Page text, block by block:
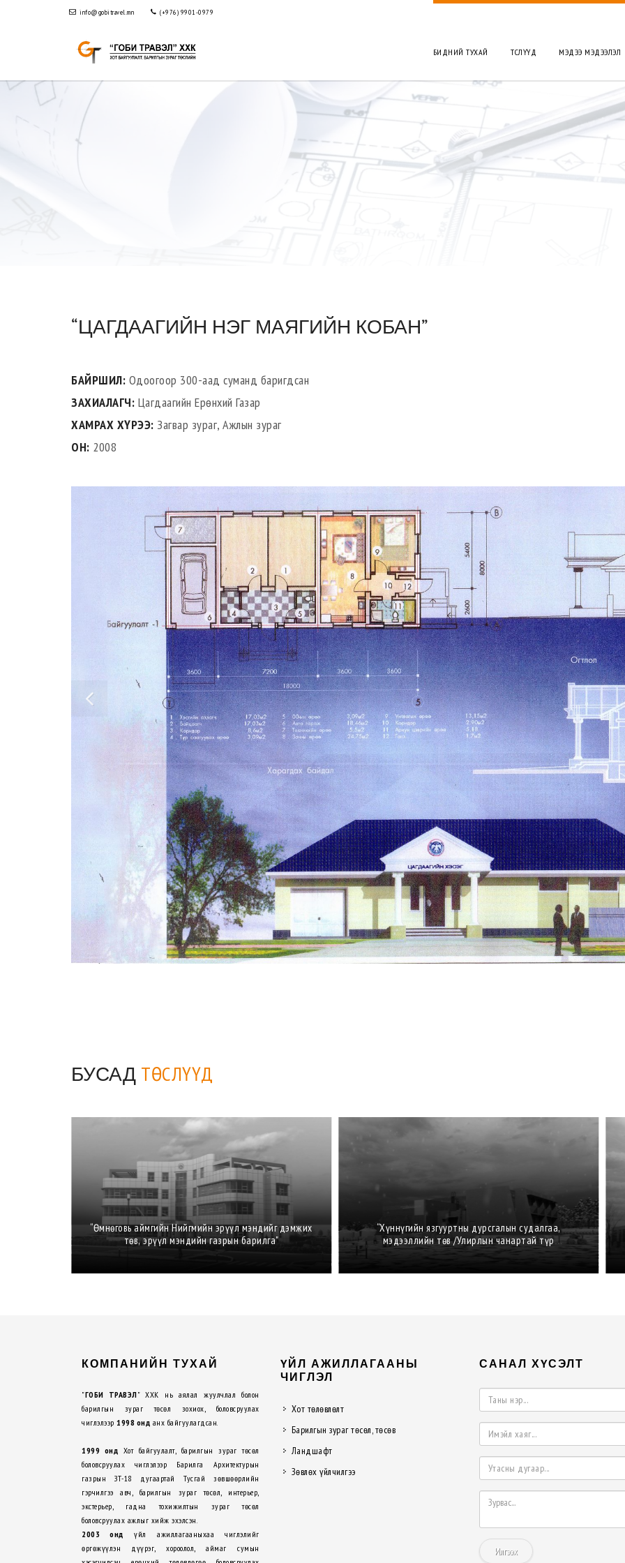
info@gobitravel.mn (+976) 9901-0979
БИДНИЙ ТУХАЙ TӨСЛҮҮД МЭДЭЭ МЭДЭЭЛЭЛ
“ЦАГДААГИЙН НЭГ МАЯГИЙН КОБАН”
БАЙРШИЛ: Одоогоор 300-аад суманд баригдсан
ЗАХИАЛАГЧ: Цагдаагийн Ерөнхий Газар
ХАМРАХ ХҮРЭЭ: Загвар зураг, Ажлын зураг
ОН: 2008
БУСАД ТӨСЛҮҮД
“Өмнөговь аймгийн Нийгмийн эрүүл мэндийг дэмжих
төв, эрүүл мэндийн газрын барилга"
“Хүннүгийн язгууртны дурсгалын судалгаа,
мэдээллийн төв /Улирлын чанартай түр
үзэсгэлэнгийн танхим/"
КОМПАНИЙН ТУХАЙ
"ГОБИ ТРАВЭЛ" ХХК нь аялал жуулчлал болон
барилгын зураг төсөл зохиох, боловсруулах
чиглэлээр 1998 онд анх байгуулагдсан.
1999 онд Хот байгуулалт, барилгын зураг төсөл
боловсруулах чиглэлээр Барилга Архитектурын
газрын ЗТ-18 дугаартай Тусгай зөвшөөрлийн
гэрчилгээ авч, барилгын зураг төсөл, интерьер,
экстерьер, гадна тохижилтын зураг төсөл
боловсруулах ажлыг хийж эхэлсэн.
2003 онд үйл ажиллагааныхаа чиглэлийг
өргөжүүлэн дүүрэг, хороолол, аймаг сумын
ҮЙЛ АЖИЛЛАГААНЫ
ЧИГЛЭЛ
Хот төлөвлөлт
Барилгын зураг төсөл, төсөв
Ландшафт
Зөвлөх үйлчилгээ
САНАЛ ХҮСЭЛТ
Илгээх